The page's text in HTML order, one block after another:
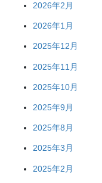
2026年2月
2026年1月
2025年12月
2025年11月
2025年10月
2025年9月
2025年8月
2025年3月
2025年2月